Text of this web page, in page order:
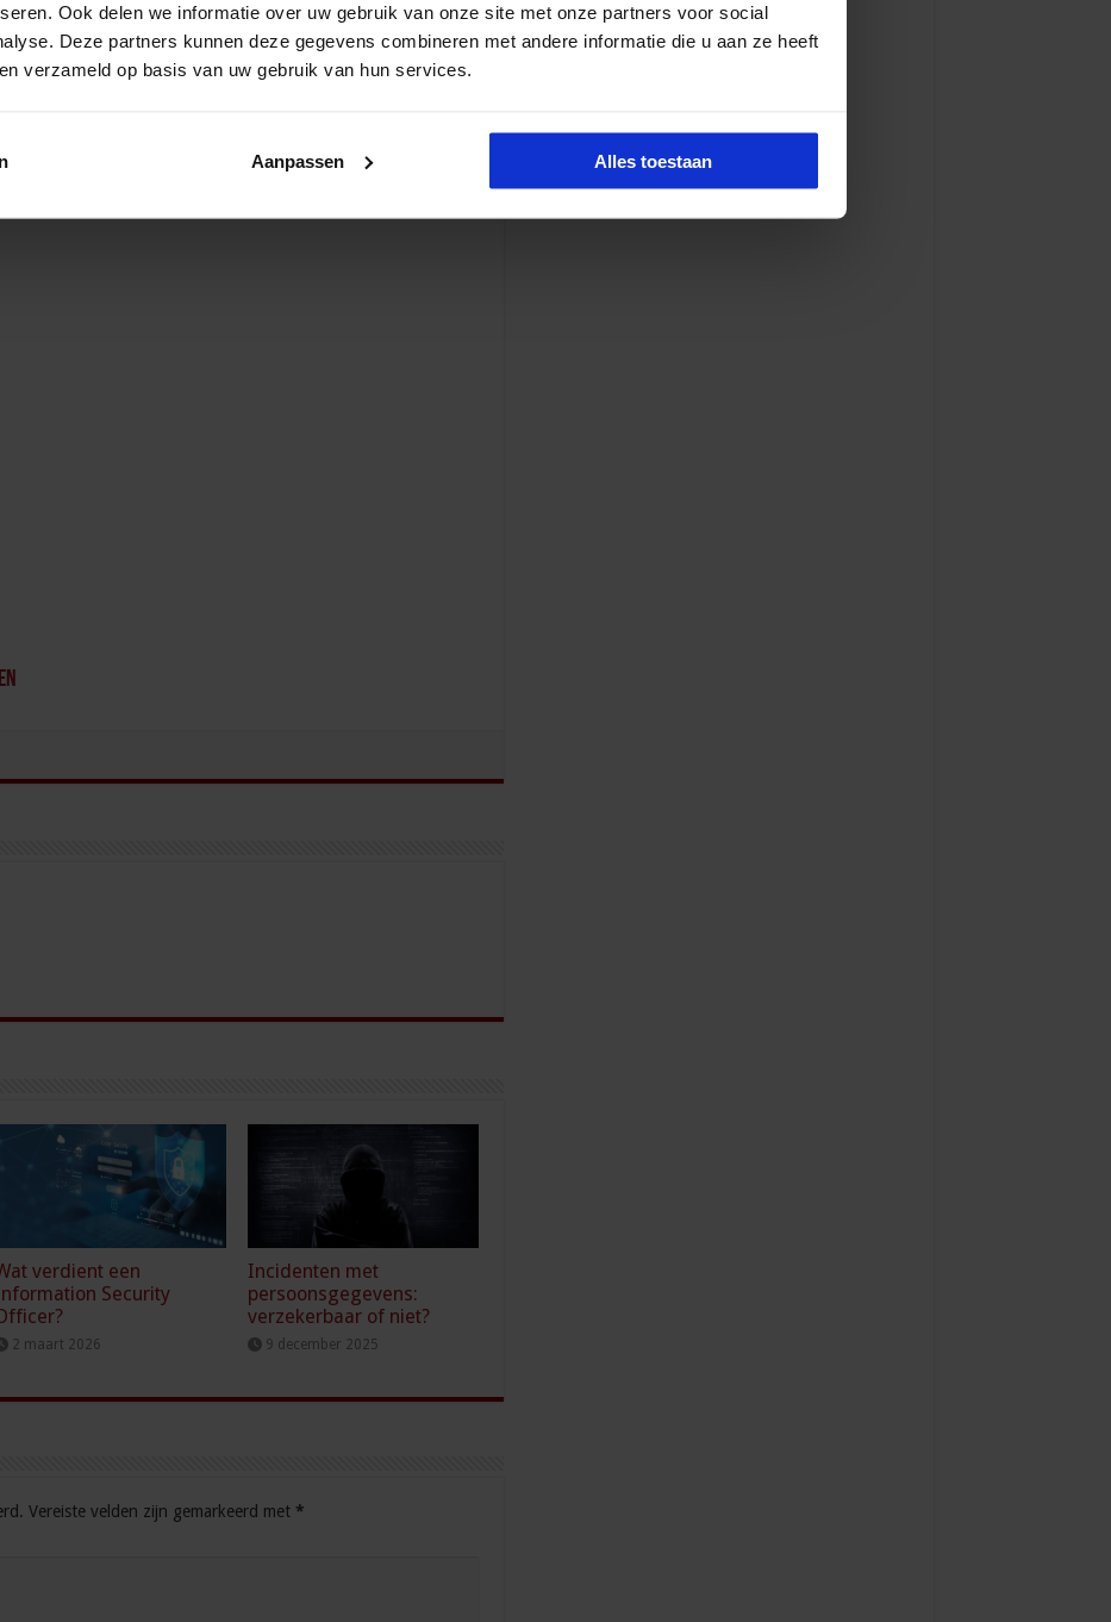
Ook delen we informatie over uw gebruik van onze site met onze partners voor social
Deze partners kunnen deze gegevens combineren met andere informatie die u aan ze heeft
verzameld op basis van uw gebruik van hun services.
Aanpassen Alles toestaan
verdient een
Security
2 maart 2026
Incidenten met
persoonsgegevens:
verzekerbaar of niet?
9 december 2025
Vereiste velden zijn gemarkeerd met *